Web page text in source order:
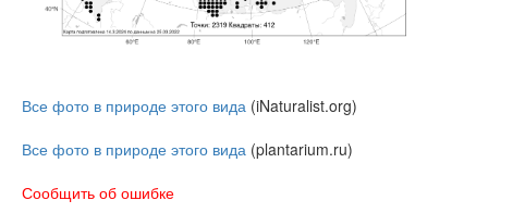
Все фото в природе этого вида (iNaturalist.org)
Все фото в природе этого вида (plantarium.ru)
Сообщить об ошибке